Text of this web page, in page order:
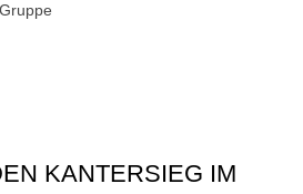
KANTERSIEG IM